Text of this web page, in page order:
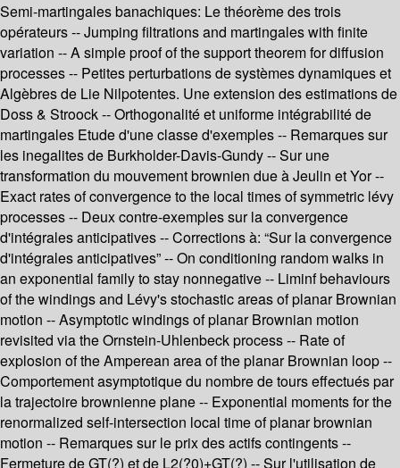
Semi-martingales banachiques: Le théorème des trois
opérateurs -- Jumping filtrations and martingales with finite
variation -- A simple proof of the support theorem for diffusion
processes -- Petites perturbations de systèmes dynamiques et
Algèbres de Lie Nilpotentes. Une extension des estimations de
Doss & Stroock -- Orthogonalité et uniforme intégrabilité de
martingales Etude d'une classe d'exemples -- Remarques sur
les inegalites de Burkholder-Davis-Gundy -- Sur une
transformation du mouvement brownien due à Jeulin et Yor --
Exact rates of convergence to the local times of symmetric lévy
processes -- Deux contre-exemples sur la convergence
d'intégrales anticipatives -- Corrections à: “Sur la convergence
d'intégrales anticipatives” -- On conditioning random walks in
an exponential family to stay nonnegative -- Liminf behaviours
of the windings and Lévy's stochastic areas of planar Brownian
motion -- Asymptotic windings of planar Brownian motion
revisited via the Ornstein-Uhlenbeck process -- Rate of
explosion of the Amperean area of the planar Brownian loop --
Comportement asymptotique du nombre de tours effectués par
la trajectoire brownienne plane -- Exponential moments for the
renormalized self-intersection local time of planar brownian
motion -- Remarques sur le prix des actifs contingents --
Fermeture de GT(?) et de L2(?0)+GT(?) -- Sur l'utilisation de